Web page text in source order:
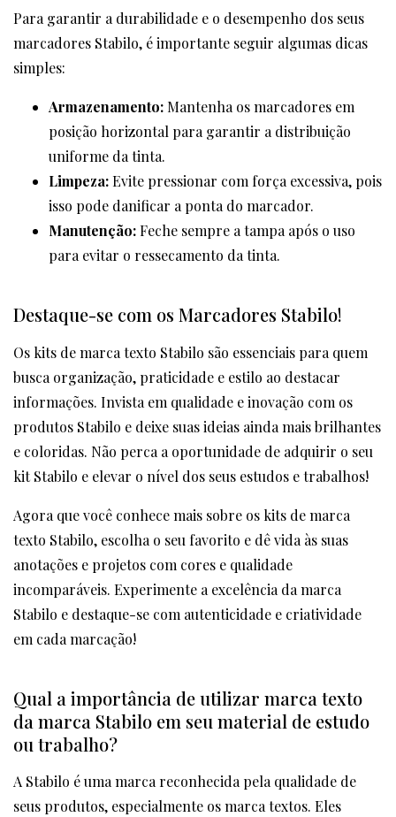
Para garantir a durabilidade e o desempenho dos seus
marcadores Stabilo, é importante seguir algumas dicas
simples:
Armazenamento: Mantenha os marcadores em
posição horizontal para garantir a distribuição
uniforme da tinta.
Limpeza:Evite pressionar com força excessiva, pois
isso pode danificar a ponta do marcador.
Manutenção:Feche sempre a tampa após o uso
para evitar o ressecamento da tinta.
Destaque-se com os Marcadores Stabilo!
Os kits de marca texto Stabilo são essenciais para quem
busca organização, praticidade e estilo ao destacar
informações. Invista em qualidade e inovação com os
produtos Stabilo e deixe suas ideias ainda mais brilhantes
e coloridas. Não perca a oportunidade de adquirir o seu
kit Stabilo e elevar o nível dos seus estudos e trabalhos!
Agora que você conhece mais sobre os kits de marca
texto Stabilo, escolha o seu favorito e dê vida às suas
anotações e projetos com cores e qualidade
incomparáveis. Experimente a excelência da marca
Stabilo e destaque-se com autenticidade e criatividade
em cada marcação!
Qual a importância de utilizar marca texto
da marca Stabilo em seu material de estudo
ou trabalho?
A Stabilo é uma marca reconhecida pela qualidade de
seus produtos, especialmente os marca textos. Eles